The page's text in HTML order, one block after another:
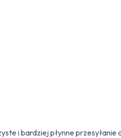
i bardziej płynne przesyłanie